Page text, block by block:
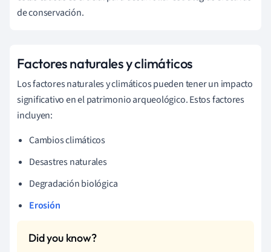
de conservación.
Factores naturales y climáticos
Los factores naturales y climáticos pueden tener un impacto
significativo en el patrimonio arqueológico. Estos factores
incluyen:
Cambios climáticos
Desastres naturales
Degradación biológica
Erosión